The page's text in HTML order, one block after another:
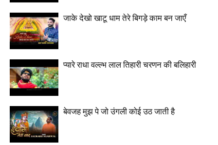
जाके देखो खाटू धाम तेरे बिगड़े काम बन जाएँ
प्यारे राधा वल्ल्भ लाल तिहारी चरणन की बलिहारी
बेवजह मुझ पे जो उंगली कोई उठ जाती है